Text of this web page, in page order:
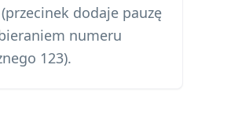
dodaje pauzę
numeru
123).